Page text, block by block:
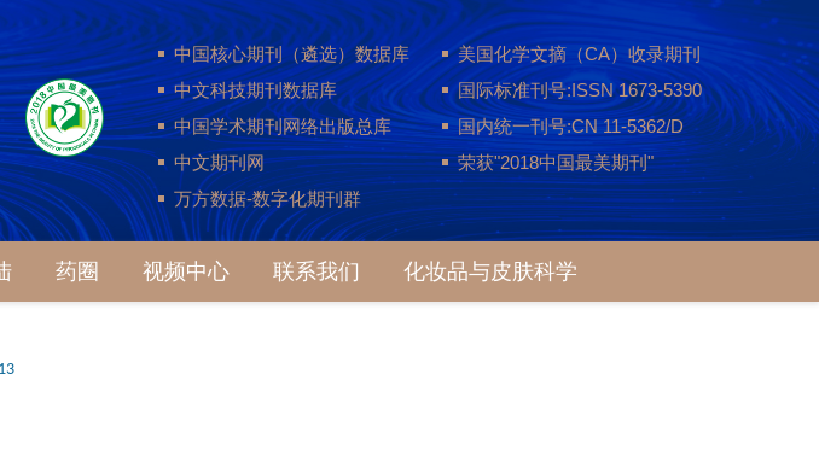
中国核心期刊（遴选）数据库
美国化学文摘（CA）收录期刊
国际标准刊号:ISSN 1673-5390
中文科技期刊数据库
国内统一刊号:CN 11-5362/D
中国学术期刊网络出版总库
荣获"2018中国最美期刊"
中文期刊网
万方数据-数字化期刊群
药圈 视频中心 联系我们 化妆品与皮肤科学